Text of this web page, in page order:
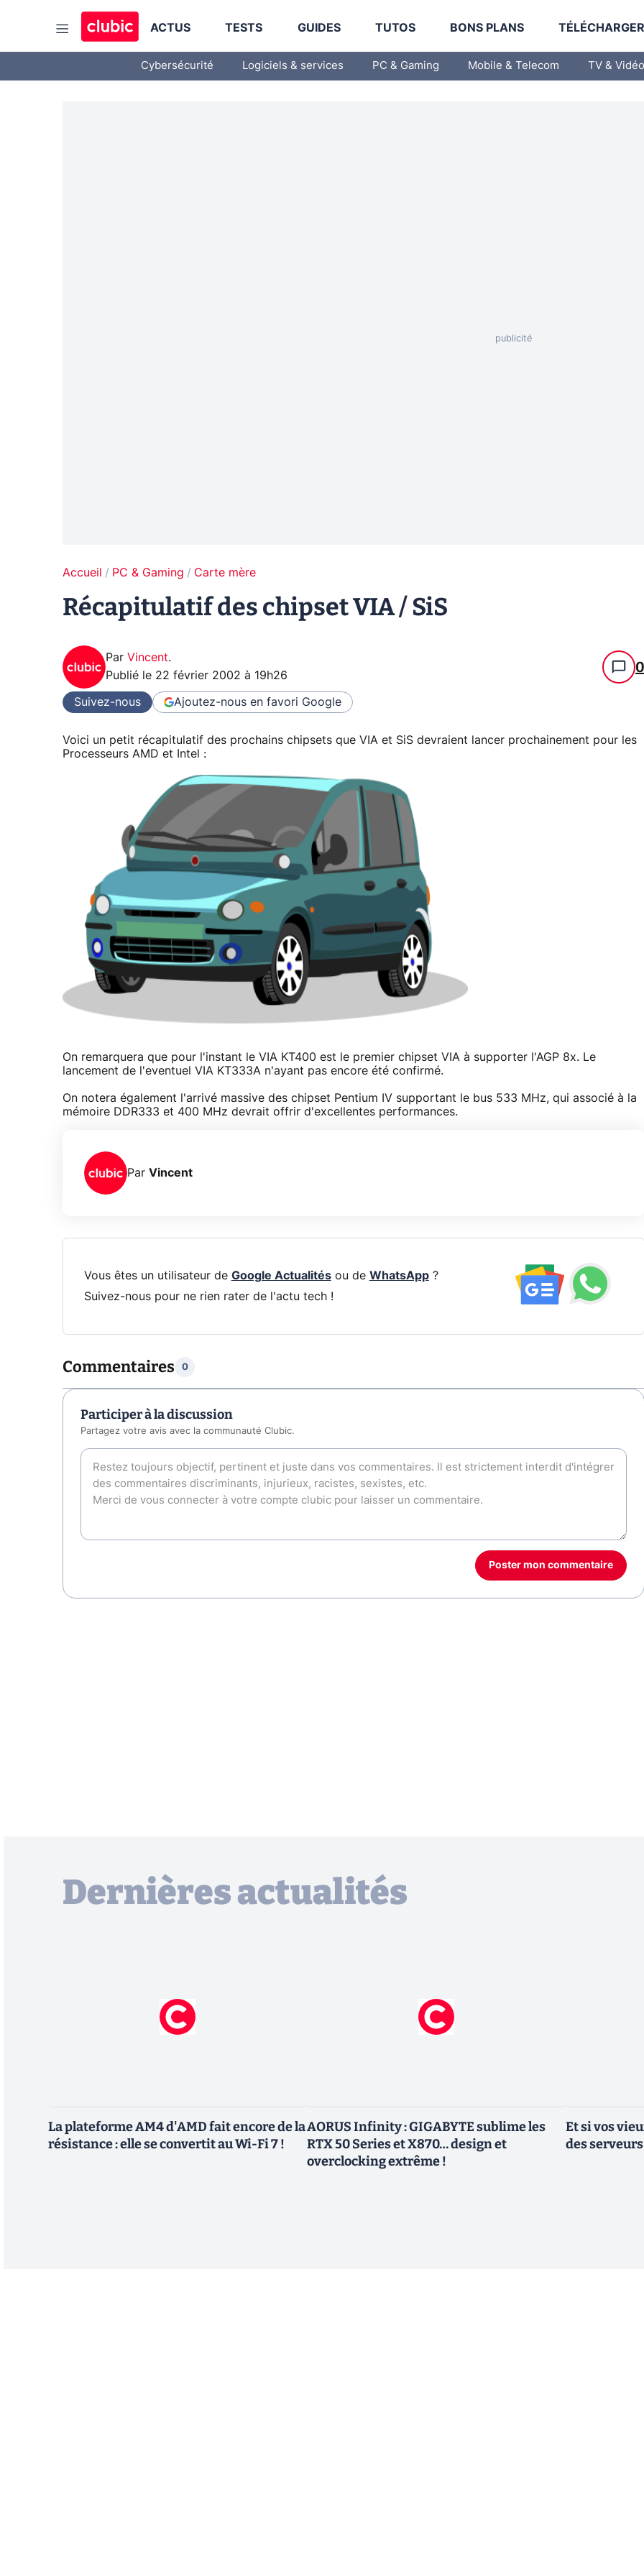
ACTUS TESTS GUIDES TUTOS BONS PLANS
Cybersécurité Logiciels & services PC & Gaming Mobile & Telecom TV & Vidéo
Accueil PC & Gaming Carte mère
Récapitulatif des chipset VIA / SiS
Par Vincent.
Publié le 22 février 2002 à 19h26 0
Suivez-nous Ajoutez-nous en favori Google
Voici un petit récapitulatif des prochains chipsets que VIA et SiS devraient lancer prochainement pour les
Processeurs AMD et Intel :
On remarquera que pour l'instant le VIA KT400 est le premier chipset VIA à supporter l'AGP 8x. Le
lancement de l'eventuel VIA KT333A n'ayant pas encore été confirmé.
On notera également l'arrivé massive des chipset Pentium IV supportant le bus 533 MHz, qui associé à la
mémoire DDR333 et 400 MHz devrait offrir d'excellentes performances.
Par Vincent
Vous êtes un utilisateur de Google Actualitésou de WhatsApp?
Suivez-nous pour ne rien rater de l'actu tech !
Commentaires 0
Participer à la discussion
Partagez votre avis avec la communauté Clubic.
Poster mon commentaire
Dernières actualités
La plateforme AM4 d'AMD fait encore de la
résistance : elle se convertit au Wi-Fi 7 !
AORUS Infinity : GIGABYTE sublime les
RTX 50 Series et X870… design et
overclocking extrême !
Et si vos
des